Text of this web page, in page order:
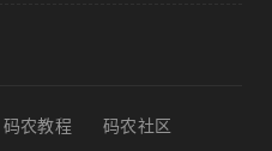
码农教程 码农社区